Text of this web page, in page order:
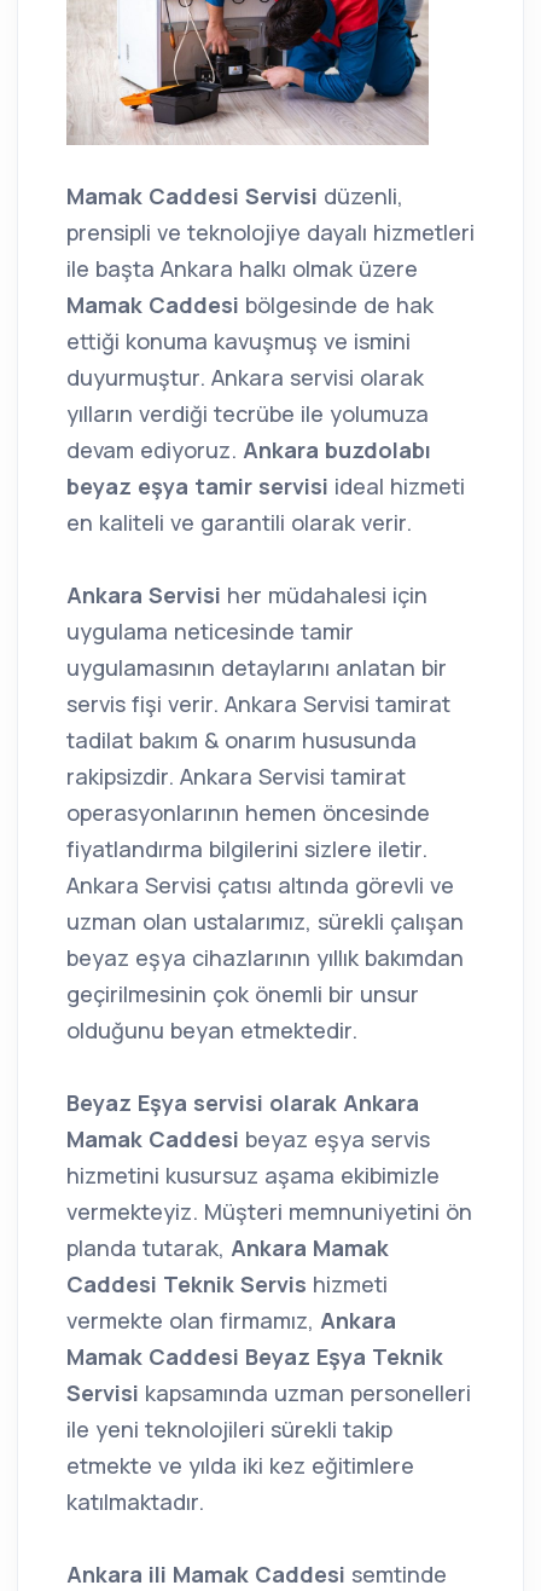
Mamak Caddesi Servisi düzenli,
prensipli ve teknolojiye dayalı hizmetleri
ile başta Ankara halkı olmak üzere
Mamak Caddesi bölgesinde de hak
ettiği konuma kavuşmuş ve ismini
duyurmuştur. Ankara servisi olarak
yılların verdiği tecrübe ile yolumuza
devam ediyoruz. Ankara buzdolabı
beyaz eşya tamir servisi ideal hizmeti
en kaliteli ve garantili olarak verir.
Ankara Servisi her müdahalesi için
uygulama neticesinde tamir
uygulamasının detaylarını anlatan bir
servis fişi verir. Ankara Servisi tamirat
tadilat bakım & onarım hususunda
rakipsizdir. Ankara Servisi tamirat
operasyonlarının hemen öncesinde
fiyatlandırma bilgilerini sizlere iletir.
Ankara Servisi çatısı altında görevli ve
uzman olan ustalarımız, sürekli çalışan
beyaz eşya cihazlarının yıllık bakımdan
geçirilmesinin çok önemli bir unsur
olduğunu beyan etmektedir.
Beyaz Eşya servisi olarak Ankara
Mamak Caddesi beyaz eşya servis
hizmetini kusursuz aşama ekibimizle
vermekteyiz. Müşteri memnuniyetini ön
planda tutarak, Ankara Mamak
Caddesi Teknik Servis hizmeti
vermekte olan firmamız, Ankara
Mamak Caddesi Beyaz Eşya Teknik
Servisi kapsamında uzman personelleri
ile yeni teknolojileri sürekli takip
etmekte ve yılda iki kez eğitimlere
katılmaktadır.
Ankara ili Mamak Caddesi semtinde